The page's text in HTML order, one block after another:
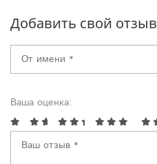
Добавить свой отзыв
Ваша оценка: